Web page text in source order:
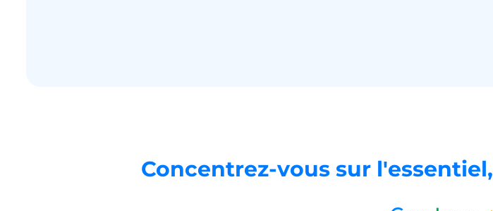
Concentrez-vous sur l'essentiel,